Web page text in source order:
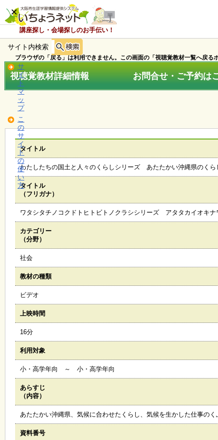
講座探し・会場探しのお手伝い！
×
ホ
ー
ム
知
ら
せ
講
座
・
イ
ベ
ト
設
約
い
木
覧
サイト内検索
サ
イ
ト
マ
ッ
プ
こ
の
サ
イ
ト
の
使
い
方
ブラウザの「戻る」は利用できません。この画面の「視聴覚教材一覧へ戻る
視聴覚教材詳細情報 お問合せ・ご予約はこ
タイトル
わたしたちの国土と人々のくらしシリーズ あたたかい沖縄県のくら
タイトル
（フリガナ）
ワタシタチノコクドトヒトビトノクラシシリーズ アタタカイオキナ
カテゴリー
（分野）
社会
教材の種類
ビデオ
上映時間
16分
利用対象
小・高学年向 ～ 小・高学年向
あらすじ
（内容）
あたたかい沖縄県、気候に合わせたくらし、気候を生かした仕事の
資料番号